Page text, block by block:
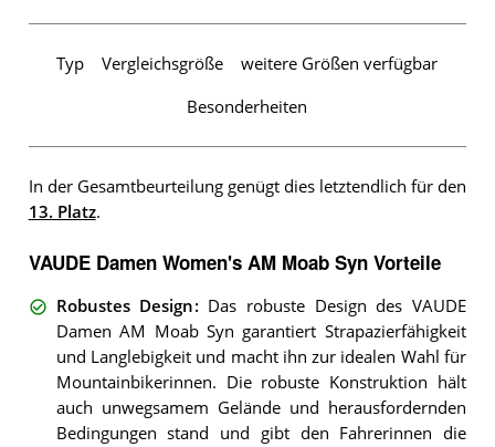
Typ Vergleichsgröße weitere Größen verfügbar
Besonderheiten
In der Gesamtbeurteilung genügt dies letztendlich für den
13. Platz.
VAUDE Damen Women's AM Moab Syn Vorteile
Robustes Design: Das robuste Design des VAUDE
Damen AM Moab Syn garantiert Strapazierfähigkeit
und Langlebigkeit und macht ihn zur idealen Wahl für
Mountainbikerinnen. Die robuste Konstruktion hält
auch unwegsamem Gelände und herausfordernden
Bedingungen stand und gibt den Fahrerinnen die